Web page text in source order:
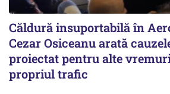
Căldură insuportabilă în
Cezar Osiceanu arată
proiectat pentru alte
propriul trafic